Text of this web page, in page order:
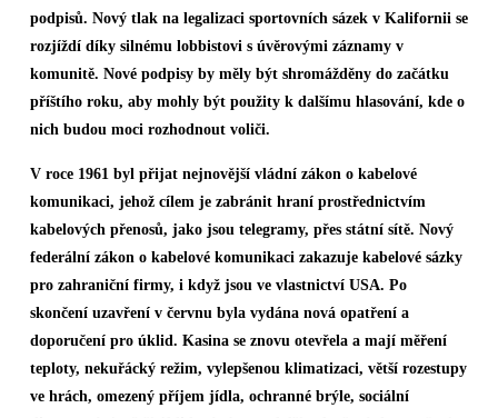
podpisů. Nový tlak na legalizaci sportovních sázek v Kalifornii se
rozjíždí díky silnému lobbistovi s úvěrovými záznamy v
komunitě. Nové podpisy by měly být shromážděny do začátku
příštího roku, aby mohly být použity k dalšímu hlasování, kde o
nich budou moci rozhodnout voliči.
V roce 1961 byl přijat nejnovější vládní zákon o kabelové
komunikaci, jehož cílem je zabránit hraní prostřednictvím
kabelových přenosů, jako jsou telegramy, přes státní sítě. Nový
federální zákon o kabelové komunikaci zakazuje kabelové sázky
pro zahraniční firmy, i když jsou ve vlastnictví USA. Po
skončení uzavření v červnu byla vydána nová opatření a
doporučení pro úklid. Kasina se znovu otevřela a mají měření
teploty, nekuřácký režim, vylepšenou klimatizaci, větší rozestupy
ve hrách, omezený příjem jídla, ochranné brýle, sociální